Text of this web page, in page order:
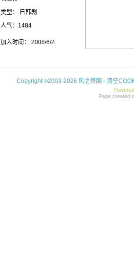
类型： 日韩剧
人气：1484
加入时间： 2008/6/2
Copyright©2003-2026 风之帝国 - 清空
Page created